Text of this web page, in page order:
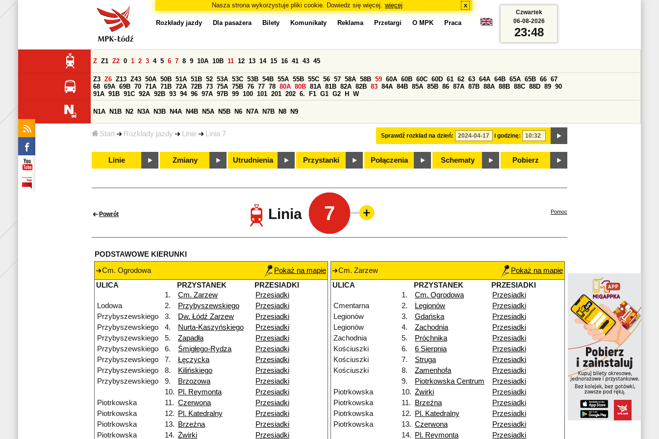
Nasza strona wykorzystuje pliki cookie. Dowiedz się więcej. więcej x
Start Rozkłady jazdy Linie Linia 7
Rozkłady jazdy Dla pasażera Bilety Komunikaty Reklama Przetargi O MPK Praca
Sprawdź rozkład na dzień: i godzinę:
Z Z1 Z2 0 1 2 3 4 5 6 7 8 9 10A 10B 11 12 13 14 15 16 41 43 45
Z3 Z6 Z13 Z43 50A 50B 51A 51B 52 53A 53C 53B 54B 55A 55B 55C 56 57 58A 58B 59 60A 60B 60C 60D 61 62 63 64A 64B 65A 65B 66 67
68 69A 69B 70 71A 71B 72A 72B 73 75A 75B 76 77 78 80A 80B 81A 81B 82A 82B 83 84A 84B 85A 85B 86 87A 87B 88A 88B 88C 88D 89 90
91A 91B 91C 92A 92B 93 94 96 97A 97B 99 100 101 201 202 6. F1 G1 G2 H W
N1A N1B N2 N3A N3B N4A N4B N5A N5B N6 N7A N7B N8 N9
Linie Zmiany Utrudnienia Przystanki Połączenia Schematy Pobierz
Czwartek
06-08-2026
23:48
Powrót Linia 7 Pomoc
PODSTAWOWE KIERUNKI
Cm. Ogrodowa
Pokaż na mapie
ULICA
PRZYSTANEK
PRZESIADKI
1.
Cm. Zarzew
Przesiadki
Lodowa
2. Przybyszewskiego
Przesiadki
Przybyszewskiego
3. Dw. Łódź Zarzew
Przesiadki
Przybyszewskiego
4. Nurta-Kaszyńskiego
Przesiadki
Przybyszewskiego
5. Zapadła
Przesiadki
Przybyszewskiego
6. Śmigłego-Rydza
Przesiadki
Przybyszewskiego
7. Łęczycka
Przesiadki
Przybyszewskiego
8. Kilińskiego
Przesiadki
Przybyszewskiego
9. Brzozowa
Przesiadki
10.
Pl. Reymonta
Przesiadki
Piotrkowska
11. Czerwona
Przesiadki
Piotrkowska
12. Pl. Katedralny
Przesiadki
Piotrkowska
13. Brzeźna
Przesiadki
Piotrkowska
14. Żwirki Przesiadki
Cm. Zarzew
Pokaż na mapie
ULICA
PRZYSTANEK
PRZESIADKI
1.
Cm. Ogrodowa
Przesiadki
Cmentarna
2. Legionów
Przesiadki
Legionów
3. Gdańska
Przesiadki
Legionów
4. Zachodnia
Przesiadki
Zachodnia
5. Próchnika
Przesiadki
Kościuszki
6. 6 Sierpnia
Przesiadki
Kościuszki
7. Struga
Przesiadki
Kościuszki
8. Zamenhofa
Przesiadki
9.
Piotrkowska Centrum
Przesiadki
Piotrkowska
10. Żwirki
Przesiadki
Piotrkowska
11. Brzeźna
Przesiadki
Piotrkowska
12. Pl. Katedralny
Przesiadki
Piotrkowska
13. Czerwona
Przesiadki
14.
Pl. Reymonta Przesiadki